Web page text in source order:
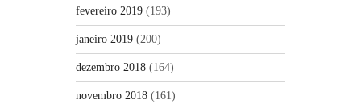
fevereiro 2019 (193)
janeiro 2019 (200)
dezembro 2018 (164)
novembro 2018 (161)